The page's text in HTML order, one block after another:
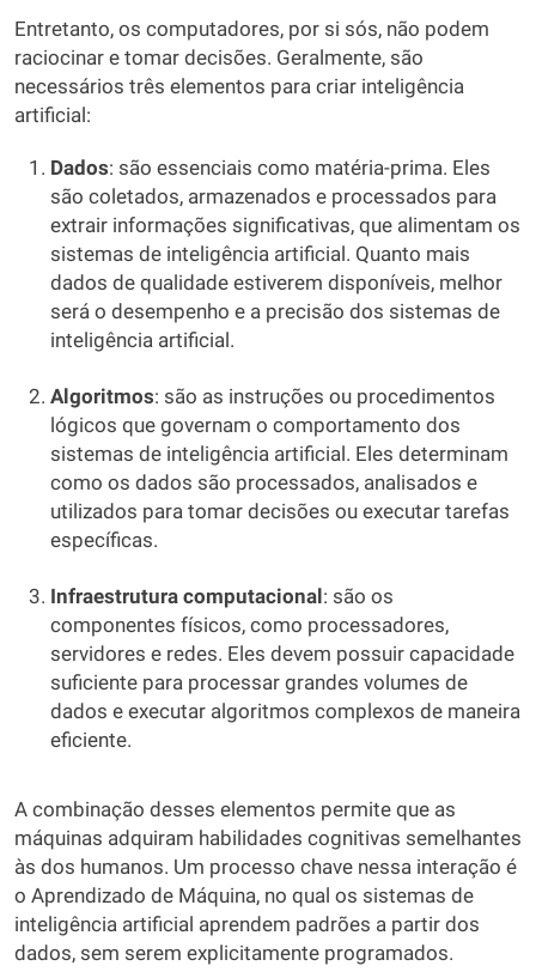
Entretanto, os computadores, por si sós, não podem
raciocinar e tomar decisões. Geralmente, são
necessários três elementos para criar inteligência
artificial:
Dados: são essenciais como matéria-prima. Eles
são coletados, armazenados e processados para
extrair informações significativas, que alimentam os
sistemas de inteligência artificial. Quanto mais
dados de qualidade estiverem disponíveis, melhor
será o desempenho e a precisão dos sistemas de
inteligência artificial.
Algoritmos: são as instruções ou procedimentos
lógicos que governam o comportamento dos
sistemas de inteligência artificial. Eles determinam
como os dados são processados, analisados e
utilizados para tomar decisões ou executar tarefas
específicas.
Infraestrutura computacional: são os
componentes físicos, como processadores,
servidores e redes. Eles devem possuir capacidade
suficiente para processar grandes volumes de
dados e executar algoritmos complexos de maneira
eficiente.
A combinação desses elementos permite que as
máquinas adquiram habilidades cognitivas semelhantes
às dos humanos. Um processo chave nessa interação é
o Aprendizado de Máquina, no qual os sistemas de
inteligência artificial aprendem padrões a partir dos
dados, sem serem explicitamente programados.